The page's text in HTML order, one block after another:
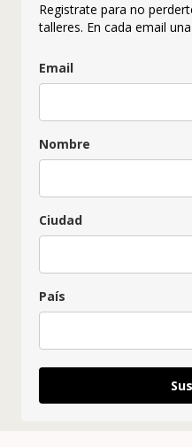
Registrate para no
talleres. En cada email
Email
Nombre
Ciudad
País